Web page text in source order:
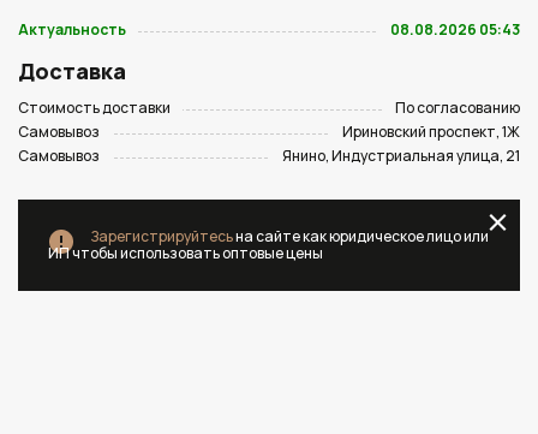
Актуальность
08.08.2026 05:43
Доставка
Стоимость доставки
По согласованию
Самовывоз
Ириновский проспект, 1Ж
Самовывоз
Янино, Индустриальная улица, 21
Зарегистрируйтесьна сайте как юридическое лицо или
ИП чтобы использовать оптовые цены